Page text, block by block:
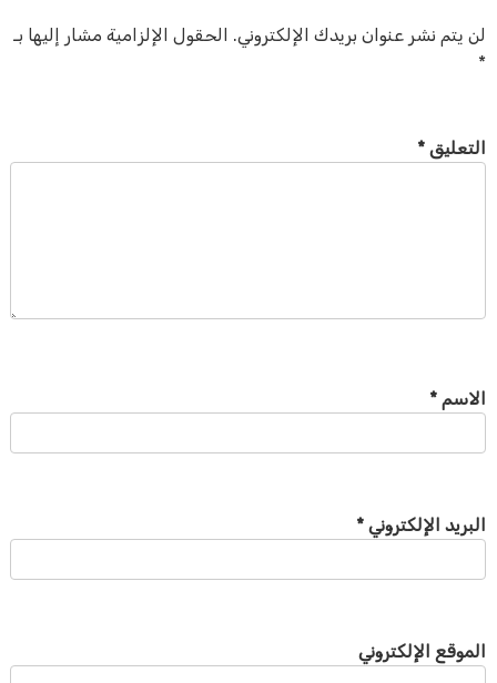
لن يتم نشر عنوان بريدك الإلكتروني. الحقول الإلزامية مشار إليها بـ
*
التعليق *
الاسم *
البريد الإلكتروني *
الموقع الإلكتروني